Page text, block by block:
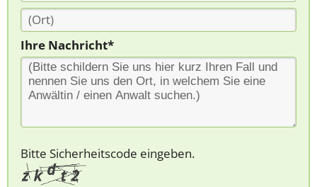
Ihre Nachricht*
Bitte Sicherheitscode eingeben.